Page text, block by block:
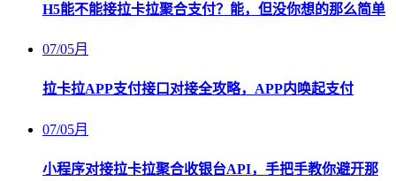
H5能不能接拉卡拉聚合支付？能，但没你想的那么简单
07/05月
拉卡拉APP支付接口对接全攻略，APP内唤起支付
07/05月
小程序对接拉卡拉聚合收银台API，手把手教你避开那